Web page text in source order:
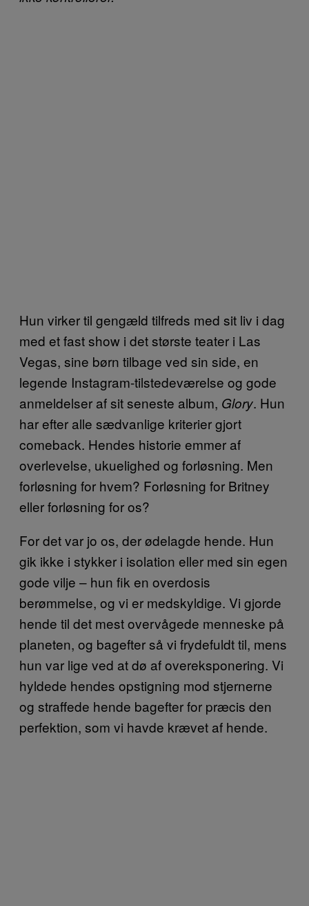
Hun virker til gengæld tilfreds med sit liv i dag
med et fast show i det største teater i Las
Vegas, sine børn tilbage ved sin side, en
legende Instagram-tilstedeværelse og gode
anmeldelser af sit seneste album, Glory. Hun
har efter alle sædvanlige kriterier gjort
comeback. Hendes historie emmer af
overlevelse, ukuelighed og forløsning. Men
forløsning for hvem? Forløsning for Britney
eller forløsning for os?
For det var jo os, der ødelagde hende. Hun
gik ikke i stykker i isolation eller med sin egen
gode vilje – hun fik en overdosis
berømmelse, og vi er medskyldige. Vi gjorde
hende til det mest overvågede menneske på
planeten, og bagefter så vi frydefuldt til, mens
hun var lige ved at dø af overeksponering. Vi
hyldede hendes opstigning mod stjernerne
og straffede hende bagefter for præcis den
perfektion, som vi havde krævet af hende.